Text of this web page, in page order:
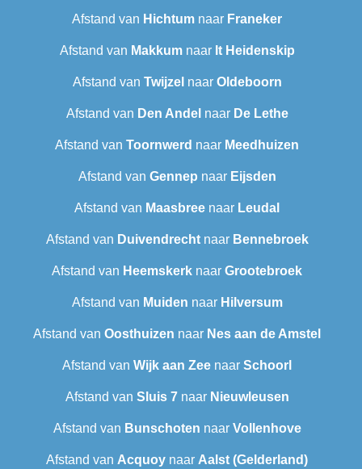
Afstand van Hichtum naar Franeker
Afstand van Makkumnaar It Heidenskip
Afstand van Twijzel naar Oldeboorn
Afstand van Den Andel naar De Lethe
Afstand van Toornwerd naar Meedhuizen
Afstand van Gennep naar Eijsden
Afstand van Maasbree naar Leudal‎
Afstand van Duivendrechtnaar Bennebroek
Afstand van Heemskerk naar Grootebroek
Afstand van Muiden naar Hilversum
Afstand van Oosthuizen naar Nes aan de Amstel
Afstand van Wijk aan Zee naar Schoorl
Afstand van Sluis 7naar Nieuwleusen
Afstand van Bunschoten naar Vollenhove
Afstand van Acquoy naar Aalst (Gelderland)